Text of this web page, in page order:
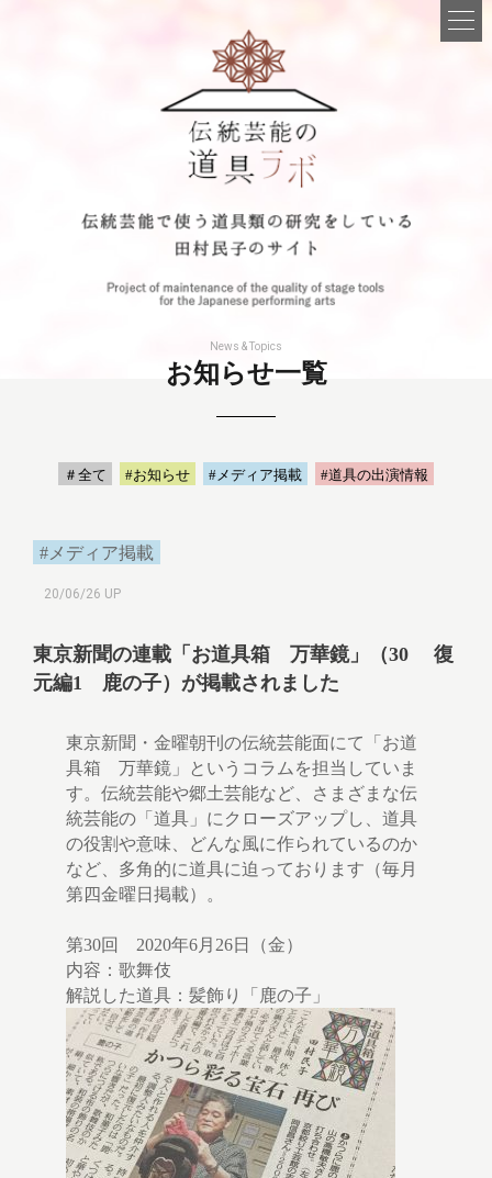
News & Topics
お知らせ一覧
＃全て #お知らせ #メディア掲載 #道具の出演情報
#メディア掲載
20/06/26 UP
東京新聞の連載「お道具箱 万華鏡」（30 復
元編1 鹿の子）が掲載されました
東京新聞・金曜朝刊の伝統芸能面にて「お道
具箱 万華鏡」というコラムを担当していま
す。伝統芸能や郷土芸能など、さまざまな伝
統芸能の「道具」にクローズアップし、道具
の役割や意味、どんな風に作られているのか
など、多角的に道具に迫っております（毎月
第四金曜日掲載）。
第30回 2020年6月26日（金）
内容：歌舞伎
解説した道具：髪飾り「鹿の子」